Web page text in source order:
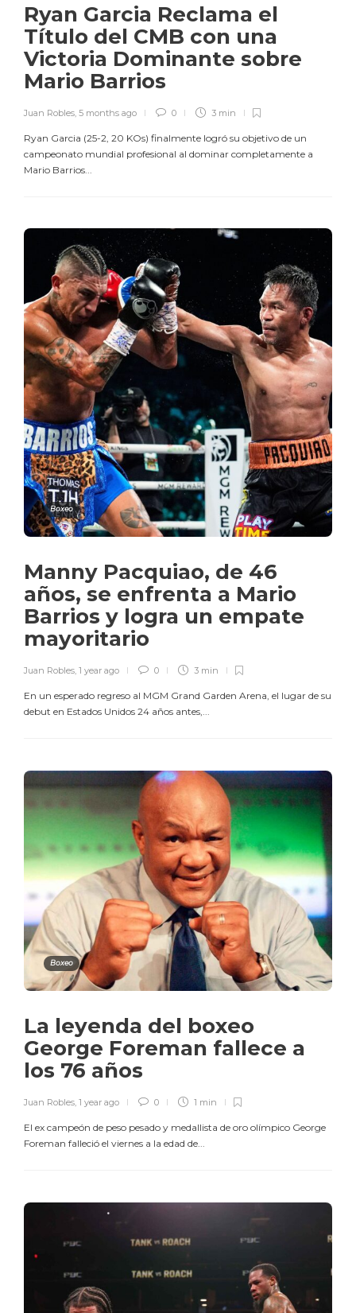
Ryan Garcia Reclama el
Título del CMB con una
Victoria Dominante sobre
Mario Barrios
Juan Robles 5 months ago 0 3 min
Ryan Garcia (25-2, 20 KOs) finalmente logró su objetivo de un
campeonato mundial profesional al dominar completamente a
Mario Barrios...
Boxeo
Manny Pacquiao, de 46
años, se enfrenta a Mario
Barrios y logra un empate
mayoritario
Juan Robles, 1 year ago 0 3 min
En un esperado regreso al MGM Grand Garden Arena, el lugar de su
debut en Estados Unidos 24 años antes,...
Boxeo
La leyenda del boxeo
George Foreman fallece a
los 76 años
Juan Robles 1 year ago 0 1 min
El ex campeón de peso pesado y medallista de oro olímpico George
Foreman falleció el viernes a la edad de...